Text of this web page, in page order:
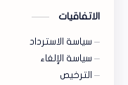
الاتفاقيات
سياسة الاسترداد
سياسة الإلغاء
الترخيص